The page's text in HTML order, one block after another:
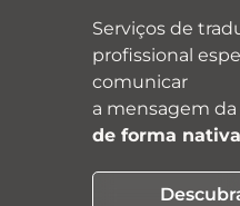
Serviços de
profissional
comunicar
a mensagem
de forma